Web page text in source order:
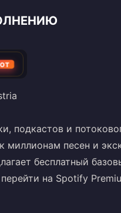
подкастов и
миллионам песен и
бесплатный
на Spotify